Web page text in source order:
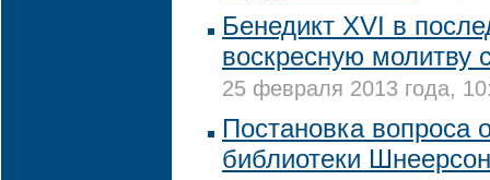
Бенедикт XVI в
воскресную молитву
25 февраля 2013 года,
Постановка вопроса
библиотеки